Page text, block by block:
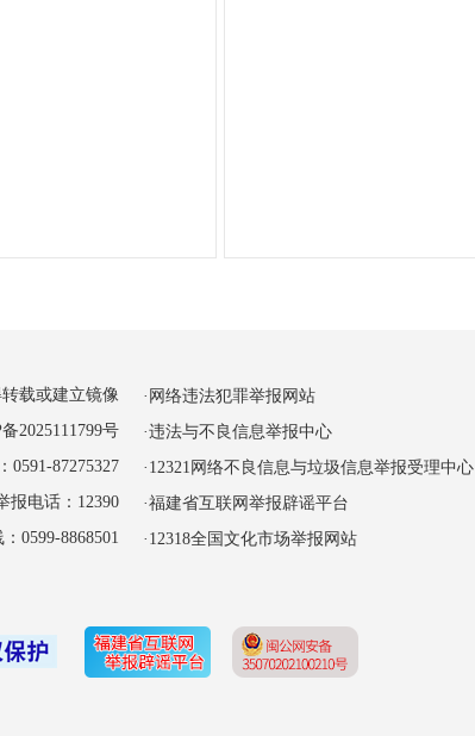
载或建立镜像
2025111799号
0591-87275327
报电话：12390
0599-8868501
·网络违法犯罪举报网站
·违法与不良信息举报中心
·12321网络不良信息与垃圾信息举报受理中心
·福建省互联网举报辟谣平台
·12318全国文化市场举报网站